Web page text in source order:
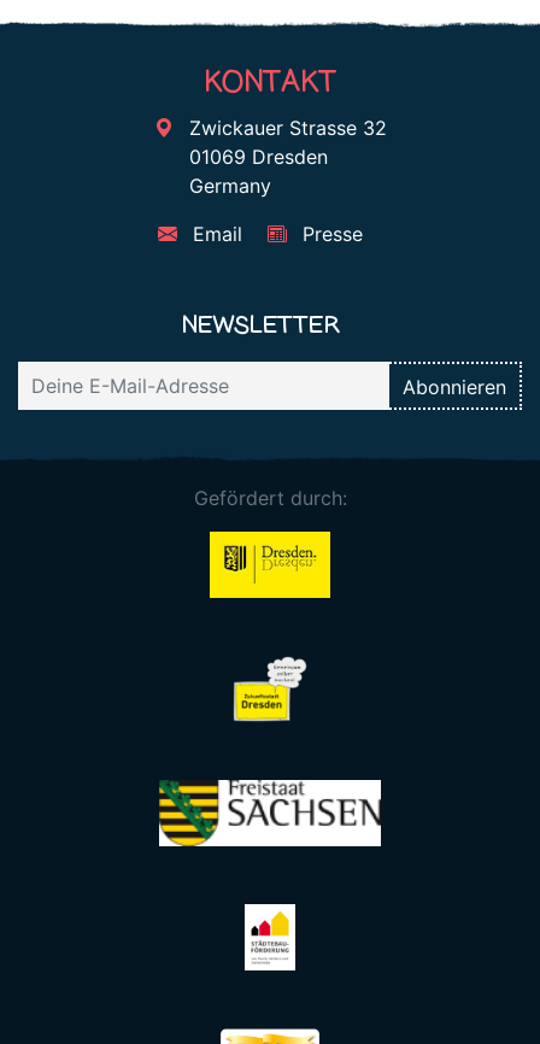
KONTAKT
Zwickauer Strasse 32
01069 Dresden
Germany
Email
Presse
NEWSLETTER
Gefördert durch: